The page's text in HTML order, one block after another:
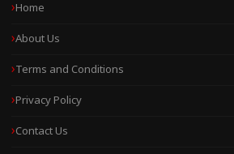
Home
About Us
Terms and Conditions
Privacy Policy
Contact Us